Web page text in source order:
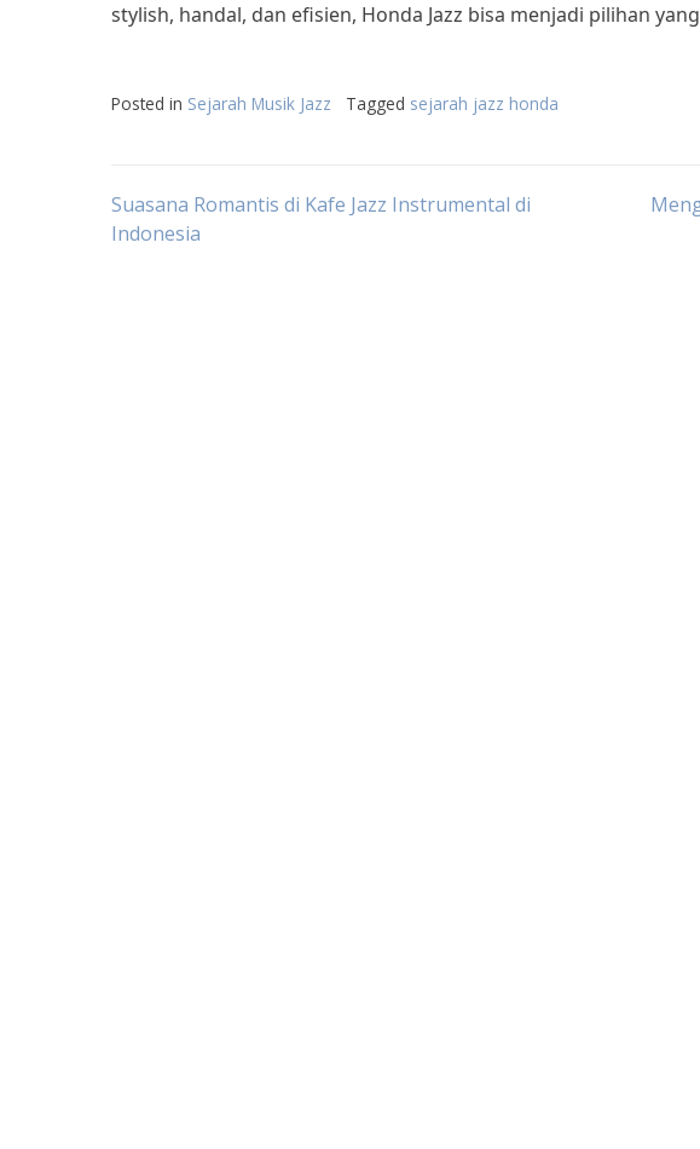
stylish, handal, dan efisien, Honda Jazz bisa menjadi pilihan
Posted in Sejarah Musik Jazz Tagged sejarah jazz honda
Post
Suasana Romantis di Kafe Jazz Instrumental di
Indonesia